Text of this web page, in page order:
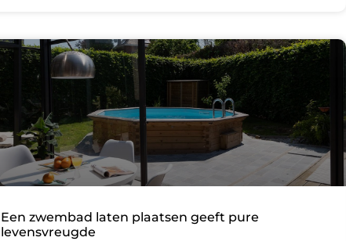
Een zwembad laten plaatsen geeft pure
levensvreugde